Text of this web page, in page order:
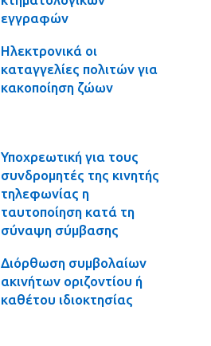
εγγραφών
Ηλεκτρονικά οι
καταγγελίες πολιτών για
κακοποίηση ζώων
Υποχρεωτική για τους
συνδρομητές της κινητής
τηλεφωνίας η
ταυτοποίηση κατά τη
σύναψη σύμβασης
Διόρθωση συμβολαίων
ακινήτων οριζοντίου ή
καθέτου ιδιοκτησίας